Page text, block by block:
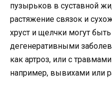
пузырьков в суставной
растяжение связок и
хруст и щелчки могут
дегенеративными
как артроз, или с
например, вывихами или